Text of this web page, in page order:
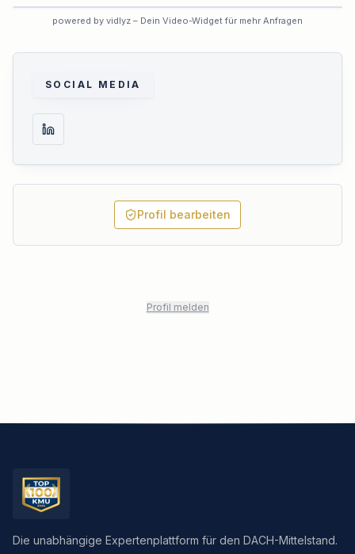
Dieses Profil hat das interaktive
powered by vidlyz – Dein Video-Widget für mehr Anfragen
SOCIAL MEDIA
Profil bearbeiten
Profil melden
Die unabhängige Expertenplattform für den DACH-Mittelstand.